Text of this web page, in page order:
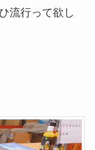
流行って欲し